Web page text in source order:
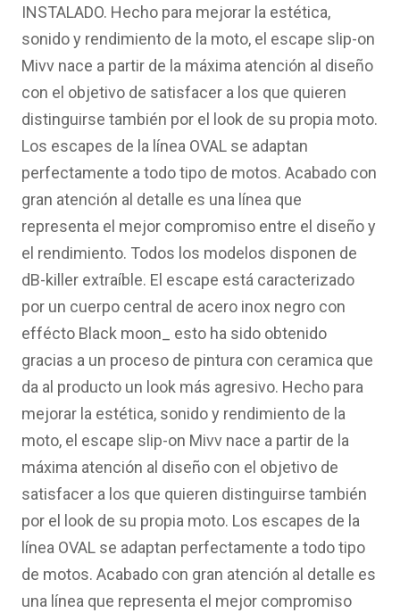
INSTALADO. Hecho para mejorar la estética,
sonido y rendimiento de la moto, el escape slip-on
Mivv nace a partir de la máxima atención al diseño
con el objetivo de satisfacer a los que quieren
distinguirse también por el look de su propia moto.
Los escapes de la línea OVAL se adaptan
perfectamente a todo tipo de motos. Acabado con
gran atención al detalle es una línea que
representa el mejor compromiso entre el diseño y
el rendimiento. Todos los modelos disponen de
dB-killer extraíble. El escape está caracterizado
por un cuerpo central de acero inox negro con
effécto Black moon_ esto ha sido obtenido
gracias a un proceso de pintura con ceramica que
da al producto un look más agresivo. Hecho para
mejorar la estética, sonido y rendimiento de la
moto, el escape slip-on Mivv nace a partir de la
máxima atención al diseño con el objetivo de
satisfacer a los que quieren distinguirse también
por el look de su propia moto. Los escapes de la
línea OVAL se adaptan perfectamente a todo tipo
de motos. Acabado con gran atención al detalle es
una línea que representa el mejor compromiso